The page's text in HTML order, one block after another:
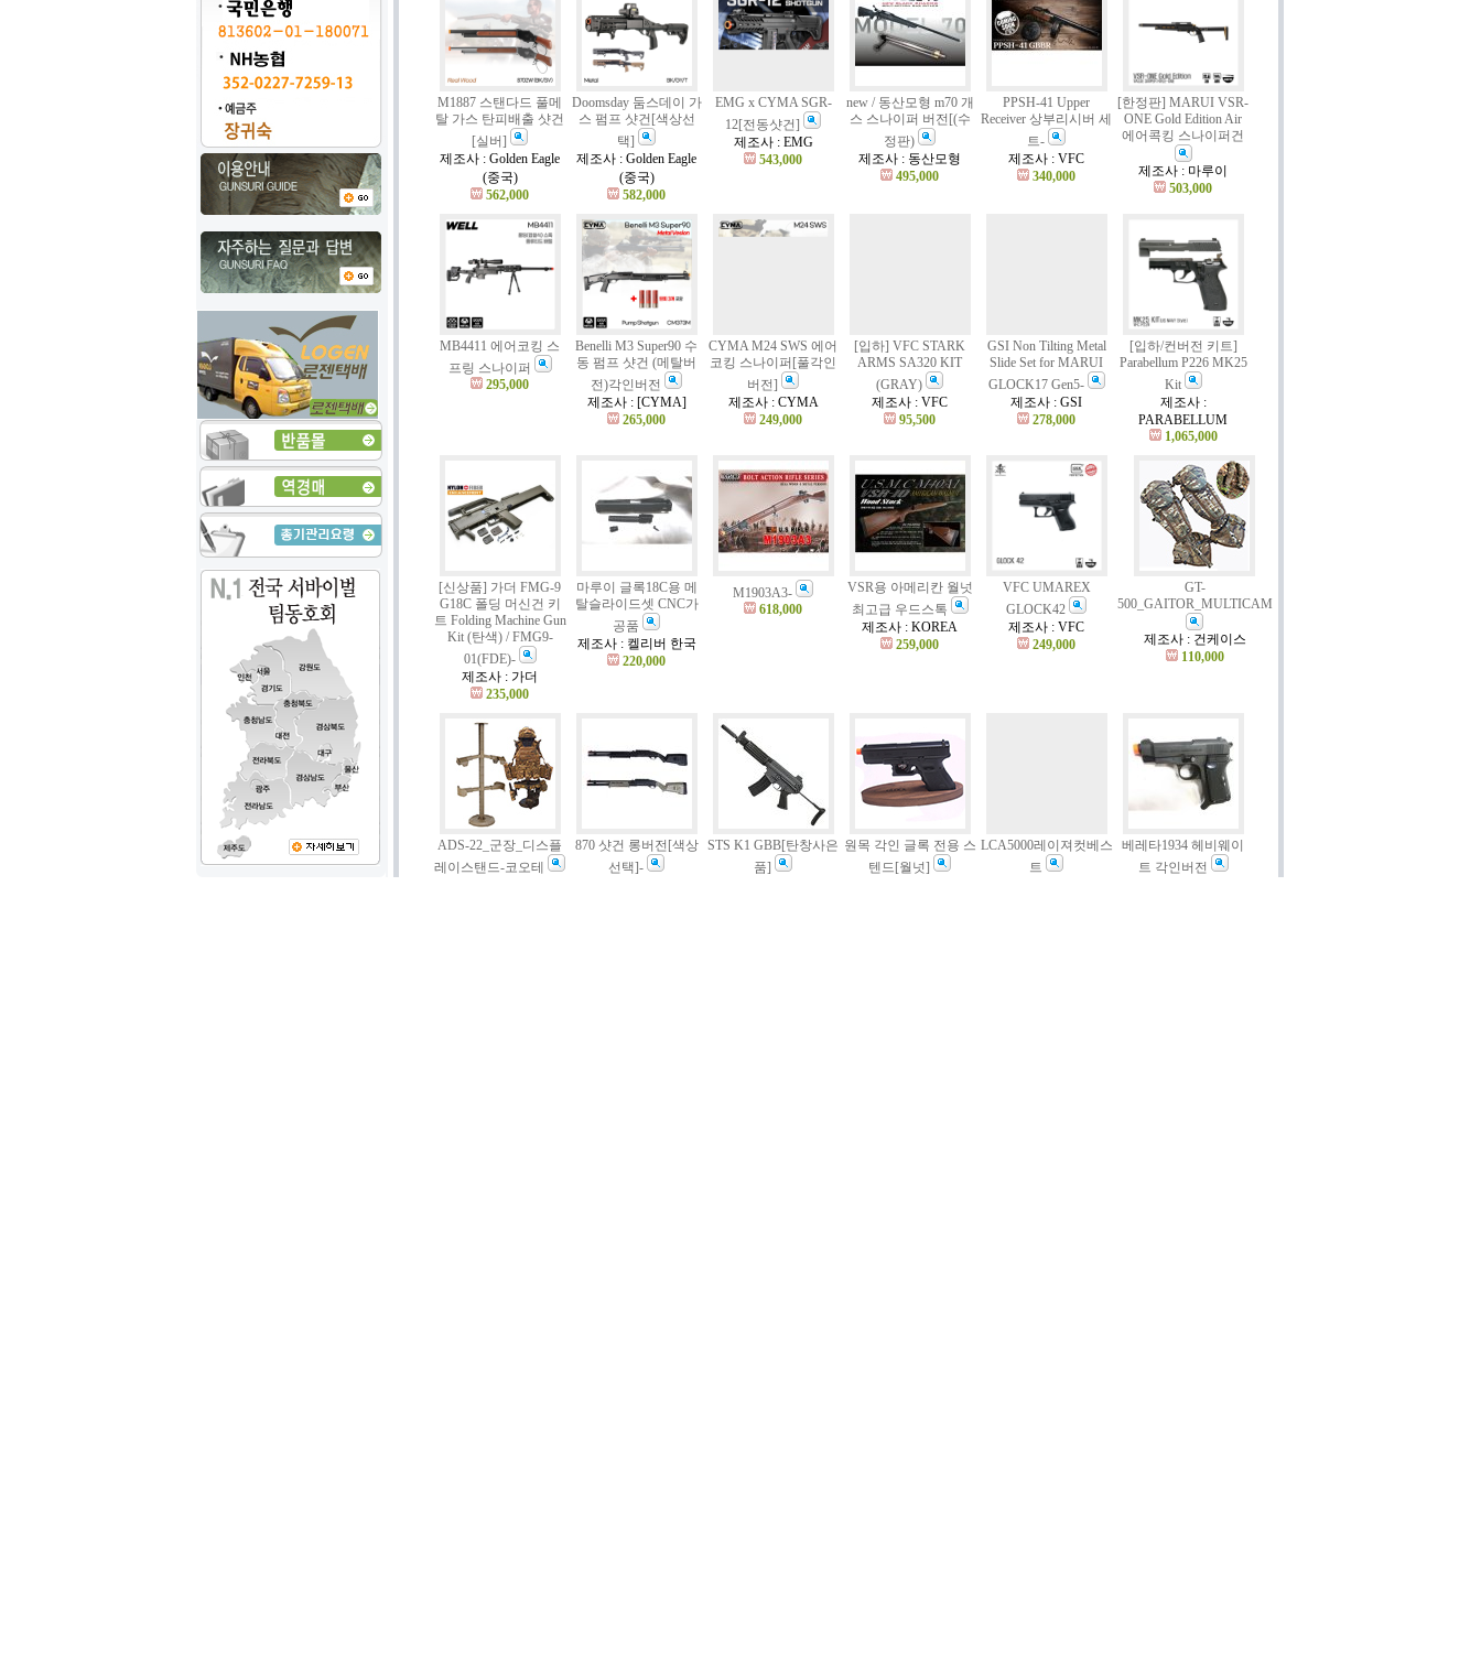
M1887 스탠다드 풀메
탈 가스 탄피배출 샷건
[실버]
제조사 : Golden Eagle
(중국)
562,000
Doomsday 둠스데이 가
스 펌프 샷건[색상선
택]
제조사 : Golden Eagle
(중국)
582,000
EMG x CYMA SGR-
12[전동샷건]
제조사 : EMG
543,000
new / 동산모형 m70 개
스 스나이퍼 버전[(수
정판)
제조사 : 동산모형
495,000
PPSH-41 Upper
Receiver 상부리시버 세
트-
제조사 : VFC
340,000
[한정판] MARUI VSR-
ONE Gold Edition Air
에어콕킹 스나이퍼건
제조사 : 마루이
503,000
MB4411 에어코킹 스
프링 스나이퍼
295,000
Benelli M3 Super90 수
동 펌프 샷건 (메탈버
전)각인버전
제조사 : [CYMA]
265,000
CYMA M24 SWS 에어
코킹 스나이퍼[풀각인
버전]
제조사 : CYMA
249,000
[입하] VFC STARK
ARMS SA320 KIT
(GRAY)
제조사 : VFC
95,500
GSI Non Tilting Metal
Slide Set for MARUI
GLOCK17 Gen5-
제조사 : GSI
278,000
[입하/컨버전 키트]
Parabellum P226 MK25
Kit
제조사 :
PARABELLUM
1,065,000
[신상품] 가더 FMG-9
G18C 폴딩 머신건 키
트 Folding Machine Gun
Kit (탄색) / FMG9-
01(FDE)-
제조사 : 가더
235,000
마루이 글록18C용 메
탈슬라이드셋 CNC가
공품
제조사 : 켈리버 한국
220,000
M1903A3-
618,000
VSR용 아메리칸 월넛
최고급 우드스톡
제조사 : KOREA
259,000
VFC UMAREX
GLOCK42
제조사 : VFC
249,000
GT-
500_GAITOR_MULTICAM
제조사 : 건케이스
110,000
ADS-22_군장_디스플
레이스탠드-코오테
870 샷건 롱버전[색상
선택]-
STS K1 GBB[탄창사은
품]
원목 각인 글록 전용 스
텐드[월넛]
LCA5000레이져컷베스
트
베레타1934 헤비웨이
트 각인버전